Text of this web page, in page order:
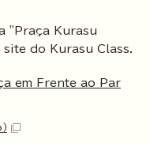
"Praça Kurasu
do Kurasu Class.
em Frente ao Par